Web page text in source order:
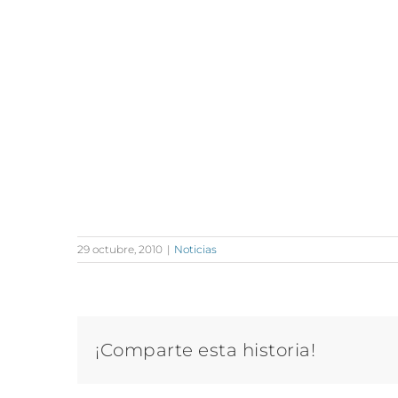
29 octubre, 2010 | Noticias
¡Comparte esta historia!